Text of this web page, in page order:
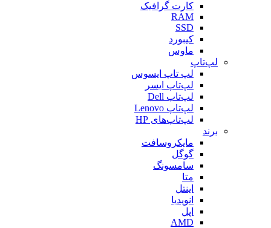
کارت گرافیک
RAM
SSD
کیبورد
ماوس
لپ‌تاپ
لپ تاپ ایسوس
لپ‌تاپ ایسر
لپ‌تاپ Dell
لپ‌تاپ Lenovo
لپ‌تاپ‌های HP
برند
مایکروسافت
گوگل
سامسونگ
متا
اینتل
انویدیا
اپل
AMD